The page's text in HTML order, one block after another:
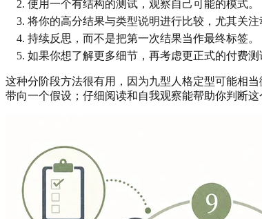
使用一个有结构的测试，观察自己可能的模式。
将你的高分结果与类型说明进行比较，尤其关注
持续反思，而不是把第一次结果当作最终标签。
如果你想了解更多细节，再考虑更正式的付费测
这种分阶段方法很有用，因为九型人格定型可能相
带向一个假设；仔细阅读和自我观察能帮助你判断这